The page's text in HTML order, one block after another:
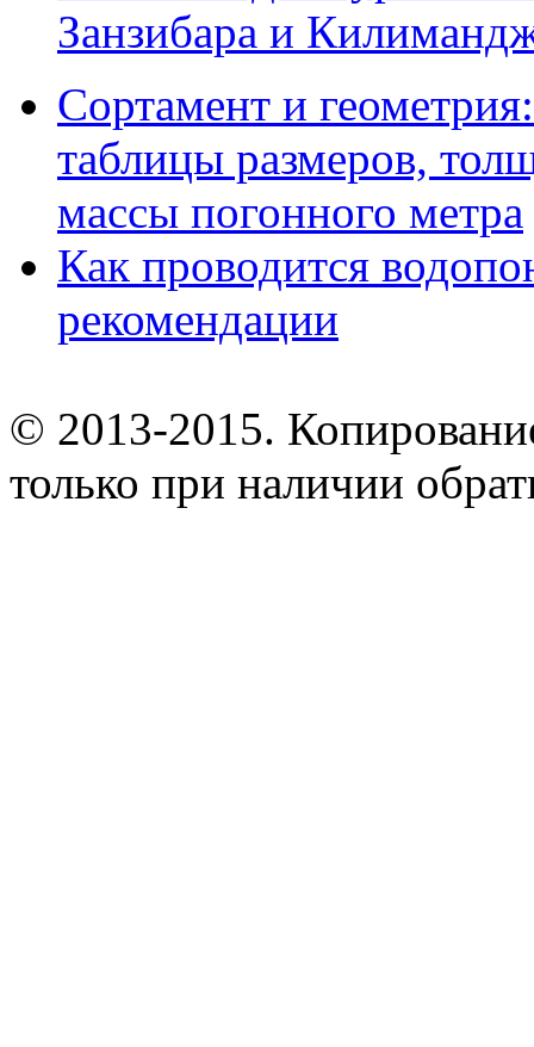
Занзибара и
Сортамент и
таблицы размеров,
массы погонного метра
Как проводится
рекомендации
© 2013-2015.
только при наличии